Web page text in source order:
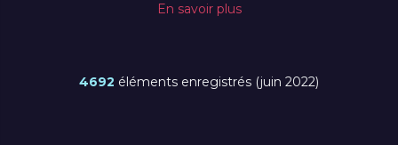
En savoir plus
4692 éléments enregistrés (juin 2022)